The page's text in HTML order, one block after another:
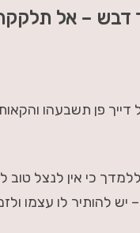
דבש – אל
פן תשבעהו
כי אין לנצל טוב
יש להותיר לו עצמו